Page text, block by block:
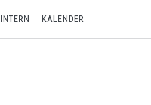
INTERN KALENDER